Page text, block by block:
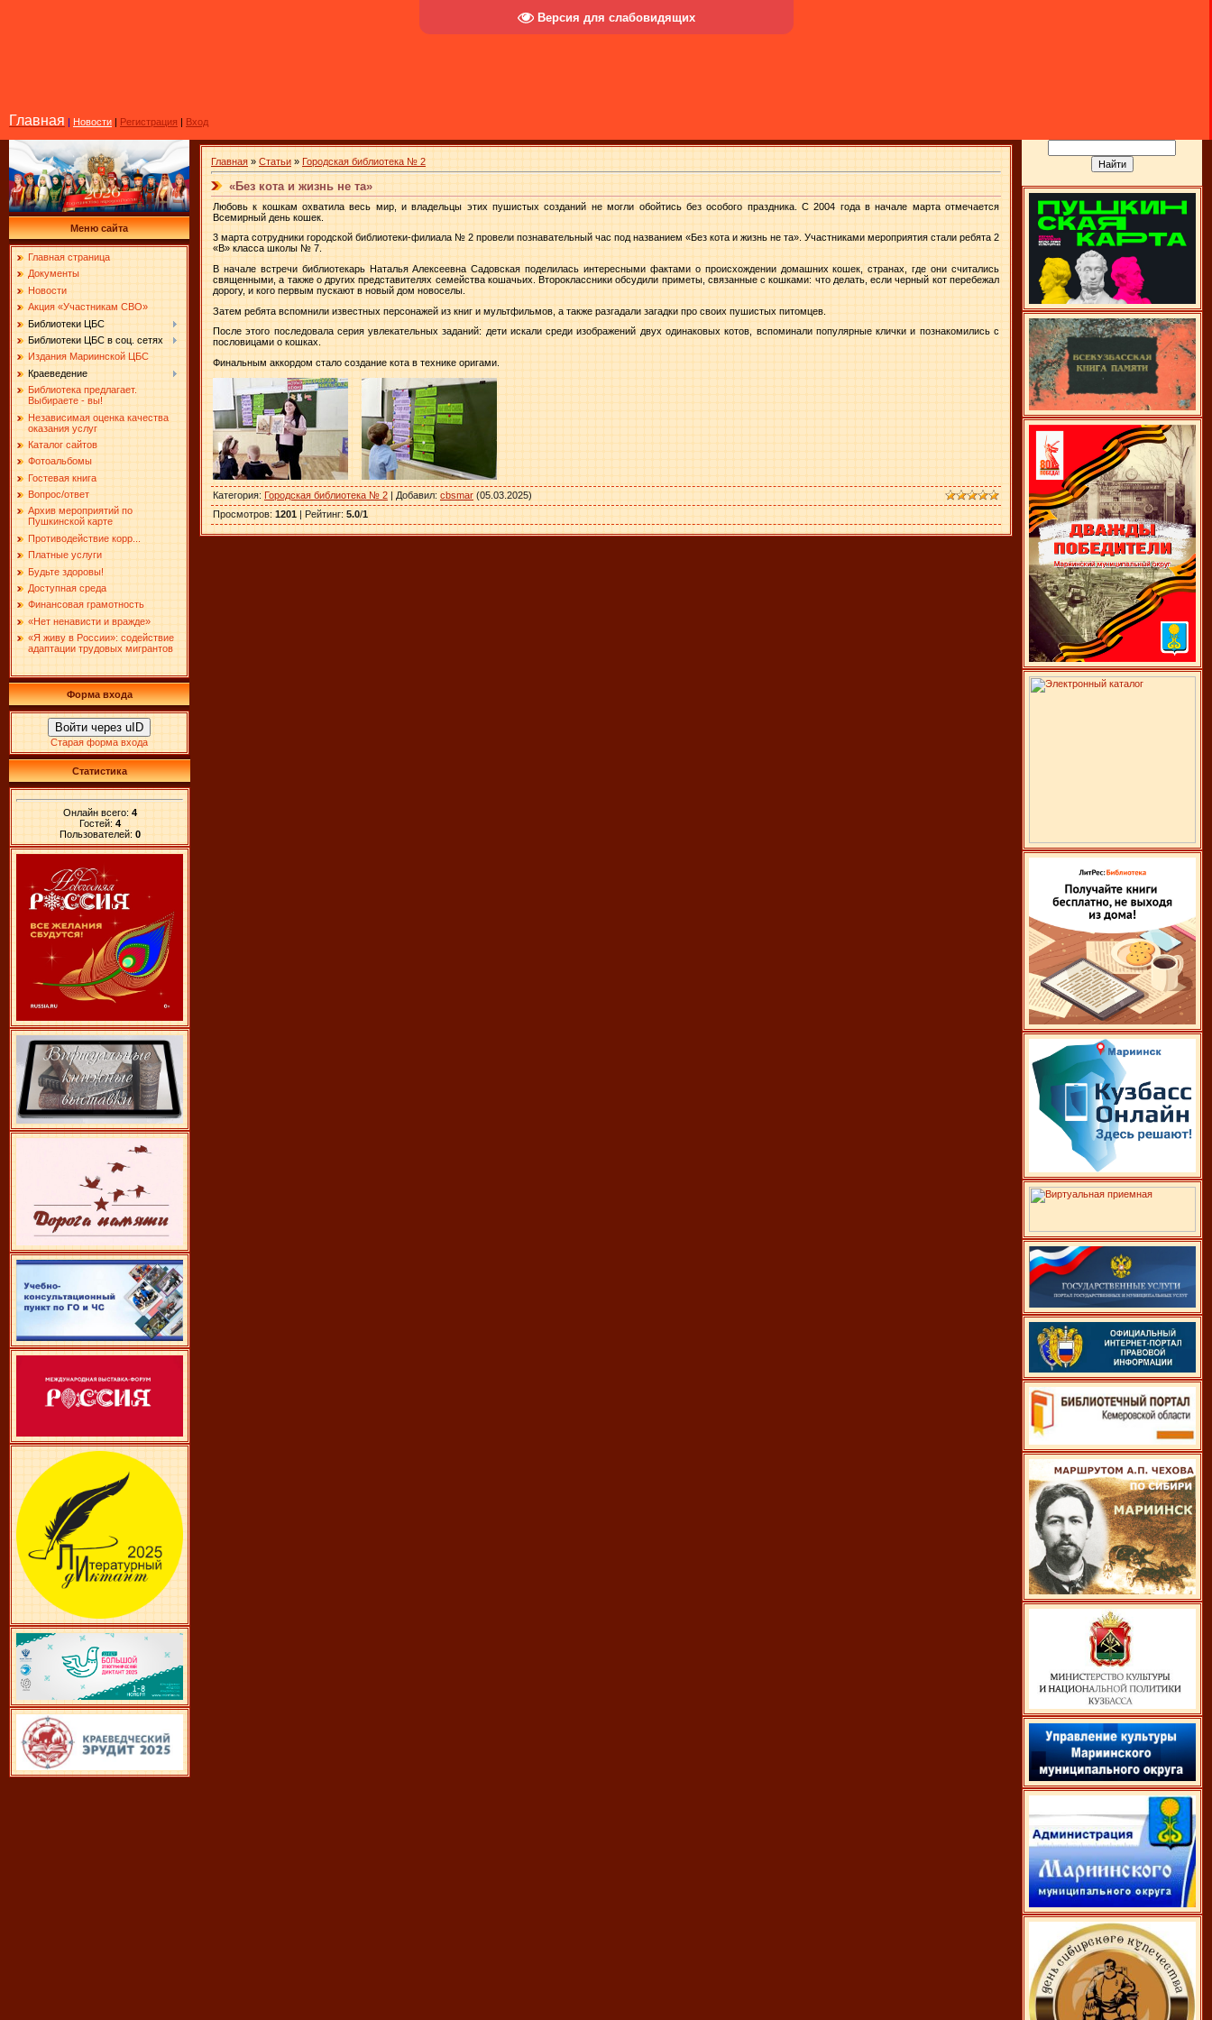
Версия для слабовидящих
Главная | Новости | Регистрация | Вход
Меню сайта
Главная страница
Документы
Новости
Акция «Участникам СВО»
Библиотеки ЦБС
Библиотеки ЦБС в соц. сетях
Издания Мариинской ЦБС
Краеведение
Библиотека предлагает.
Выбираете - вы!
Независимая оценка качества
оказания услуг
Каталог сайтов
Фотоальбомы
Гостевая книга
Вопрос/ответ
Архив мероприятий по
Пушкинской карте
Противодействие корр...
Платные услуги
Будьте здоровы!
Доступная среда
Финансовая грамотность
«Нет ненависти и вражде»
«Я живу в России»: содействие
адаптации трудовых мигрантов
Форма входа
Войти через uID
Старая форма входа
Статистика
Онлайн всего: 4
Гостей: 4
Пользователей: 0
Главная » Статьи » Городская библиотека № 2
«Без кота и жизнь не та»
Любовь к кошкам охватила весь мир, и владельцы этих пушистых созданий не могли обойтись без особого праздника. С 2004 года в начале марта отмечается
Всемирный день кошек.
3 марта сотрудники городской библиотеки-филиала № 2 провели познавательный час под названием «Без кота и жизнь не та». Участниками мероприятия стали ребята 2
«В» класса школы № 7.
В начале встречи библиотекарь Наталья Алексеевна Садовская поделилась интересными фактами о происхождении домашних кошек, странах, где они считались
священными, а также о других представителях семейства кошачьих. Второклассники обсудили приметы, связанные с кошками: что делать, если черный кот перебежал
дорогу, и кого первым пускают в новый дом новоселы.
Затем ребята вспомнили известных персонажей из книг и мультфильмов, а также разгадали загадки про своих пушистых питомцев.
После этого последовала серия увлекательных заданий: дети искали среди изображений двух одинаковых котов, вспоминали популярные клички и познакомились с
пословицами о кошках.
Финальным аккордом стало создание кота в технике оригами.
Категория: Городская библиотека № 2 | Добавил: cbsmar (05.03.2025)
Просмотров: 1201 | Рейтинг: 5.0/1